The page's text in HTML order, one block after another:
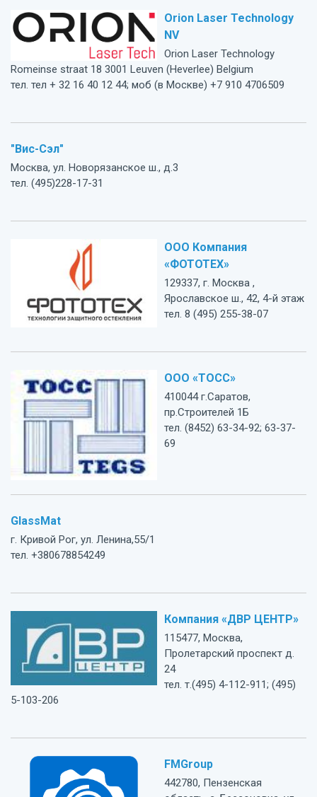
Orion Laser Technology
NV
Orion Laser Technology
Romeinse straat 18 3001 Leuven (Heverlee) Belgium
тел. тел + 32 16 40 12 44; моб (в Москве) +7 910 4706509
"Вис-Сэл"
Москва, ул. Новорязанское ш., д.3
тел. (495)228-17-31
ООО Компания
«ФОТОТЕХ»
129337, г. Москва ,
Ярославское ш., 42, 4-й этаж
тел. 8 (495) 255-38-07
ООО «ТОСС»
410044 г.Саратов,
пр.Строителей 1Б
тел. (8452) 63-34-92; 63-37-
69
GlassMat
г. Кривой Рог, ул. Ленина,55/1
тел. +380678854249
Компания «ДВР ЦЕНТР»
115477, Москва,
Пролетарский проспект д.
24
тел. т.(495) 4-112-911; (495)
5-103-206
FMGroup
442780, Пензенская